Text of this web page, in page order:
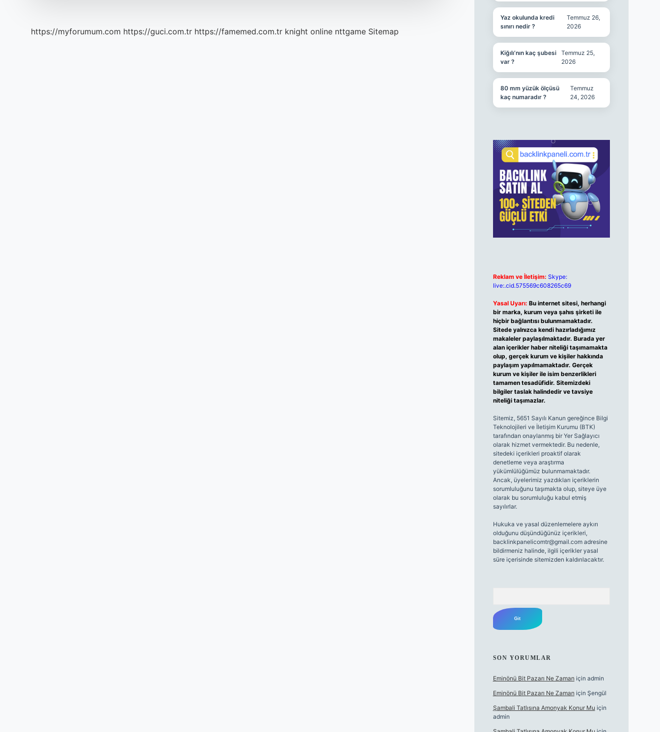
https://myforumum.com https://guci.com.tr https://famemed.com.tr knight online nttgame Sitemap
Yaz okulunda kredi
sınırı nedir ?
Temmuz 26,
2026
Kiğılı’nın kaç şubesi
var ?
Temmuz 25,
2026
80 mm yüzük ölçüsü
kaç numaradır ?
Temmuz
24, 2026
Reklam ve İletişim: Skype:
live:.cid.575569c608265c69
Yasal Uyarı: Bu internet sitesi, herhangi
bir marka, kurum veya şahıs şirketi ile
hiçbir bağlantısı bulunmamaktadır.
Sitede yalnızca kendi hazırladığımız
makaleler paylaşılmaktadır. Burada yer
alan içerikler haber niteliği taşımamakta
olup, gerçek kurum ve kişiler hakkında
paylaşım yapılmamaktadır. Gerçek
kurum ve kişiler ile isim benzerlikleri
tamamen tesadüfidir. Sitemizdeki
bilgiler taslak halindedir ve tavsiye
niteliği taşımazlar.
Sitemiz, 5651 Sayılı Kanun gereğince Bilgi
Teknolojileri ve İletişim Kurumu (BTK)
tarafından onaylanmış bir Yer Sağlayıcı
olarak hizmet vermektedir. Bu nedenle,
sitedeki içerikleri proaktif olarak
denetleme veya araştırma
yükümlülüğümüz bulunmamaktadır.
Ancak, üyelerimiz yazdıkları içeriklerin
sorumluluğunu taşımakta olup, siteye üye
olarak bu sorumluluğu kabul etmiş
sayılırlar.
Hukuka ve yasal düzenlemelere aykırı
olduğunu düşündüğünüz içerikleri,
backlinkpanelicomtr@gmail.comadresine
bildirmeniz halinde, ilgili içerikler yasal
süre içerisinde sitemizden kaldırılacaktır.
SON YORUMLAR
Eminönü Bit Pazarı Ne Zaman için admin
Eminönü Bit Pazarı Ne Zaman için Şengül
Şambali Tatlısına Amonyak Konur Mu için
admin